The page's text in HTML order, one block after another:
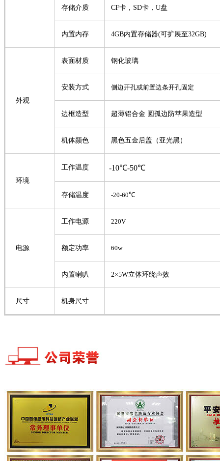
存储介质 CF卡，SD卡，U盘
内置内存 4GB内置存储器(可扩展至32GB)
外观
表面材质 钢化玻璃
安装方式 侧边开孔或前置边条开孔固定
边框造型 超薄铝合金 圆孤边防苹果造型
机体颜色 黑色五金后盖（亚光黑）
环境
工作温度 -10℃-50℃
存储温度 -20-60℃
电源
工作电源 220V
额定功率 60w
内置喇叭 2×5W立体环绕声效
尺寸 机身尺寸